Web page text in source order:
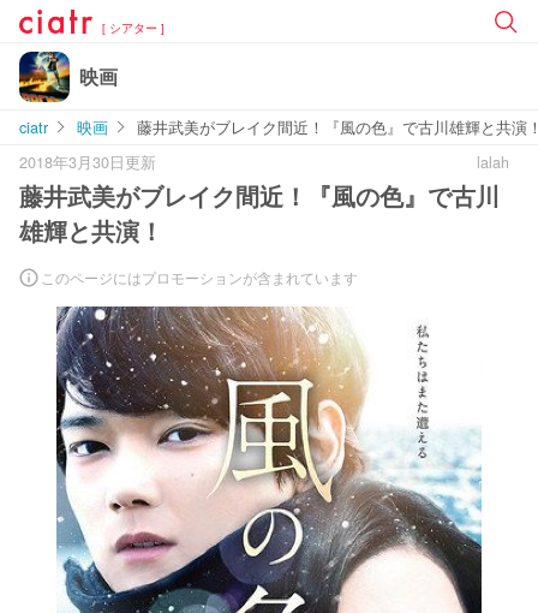
[ シアター ]
映画
ciatr 映画
藤井武美がブレイク間近！『風の色』で古川雄輝と共演
2018年3月30日更新
lalah
藤井武美がブレイク間近！『風の色』で古川
雄輝と共演！
このページにはプロモーションが含まれています